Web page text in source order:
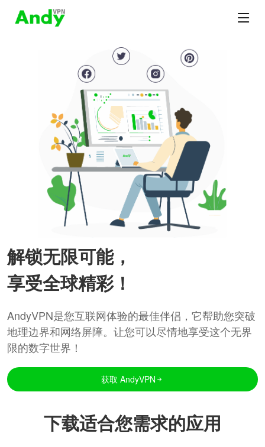
解锁无限可能，
享受全球精彩！
AndyVPN是您互联网体验的最佳伴侣，它帮助您突破
地理边界和网络屏障。让您可以尽情地享受这个无界
限的数字世界！
获取 AndyVPN
下载适合您需求的应用